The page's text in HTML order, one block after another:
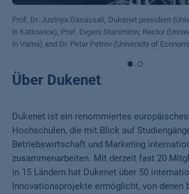
Prof. Dr. Justnya Ganassali, Dukenet president
in Kattowice), Prof. Evgeni Stanimirov, Rector
in Varna) and Dr. Petar Petrov (University of
Über Dukenet
Dukenet ist ein renommiertes
Hochschulen, die mit Blick auf
Betriebswirtschaft und Marketing
zusammenarbeiten. Mit derzeit fast 20
in 15 Ländern hat Dukenet über 50
Innovationsprojekte ermöglicht, von denen